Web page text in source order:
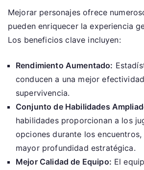
Mejorar personajes ofrece
pueden enriquecer la experiencia
Los beneficios clave incluyen:
Rendimiento Aumentado:
conducen a una mejor
supervivencia.
Conjunto de Habilidades
habilidades proporcionan a los
opciones durante los
mayor profundidad estratégica.
Mejor Calidad de Equipo: El